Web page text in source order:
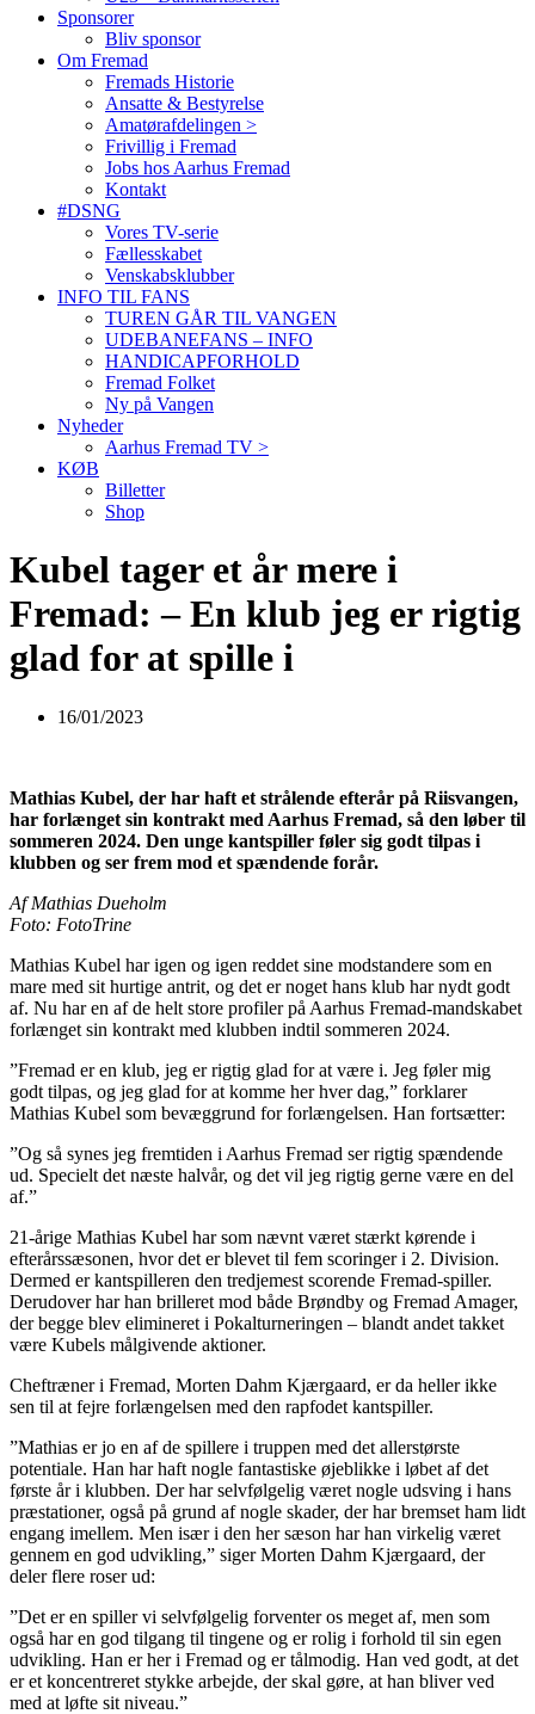
Sponsorer
Bliv sponsor
Om Fremad
Fremads Historie
Ansatte & Bestyrelse
Amatørafdelingen >
Frivillig i Fremad
Jobs hos Aarhus Fremad
Kontakt
#DSNG
Vores TV-serie
Fællesskabet
Venskabsklubber
INFO TIL FANS
TUREN GÅR TIL VANGEN
UDEBANEFANS – INFO
HANDICAPFORHOLD
Fremad Folket
Ny på Vangen
Nyheder
Aarhus Fremad TV >
KØB
Billetter
Shop
Kubel tager et år mere i
Fremad: – En klub jeg er rigtig
glad for at spille i
16/01/2023
Mathias Kubel, der har haft et strålende efterår på Riisvangen,
har forlænget sin kontrakt med Aarhus Fremad, så den løber til
sommeren 2024. Den unge kantspiller føler sig godt tilpas i
klubben og ser frem mod et spændende forår.
Af Mathias Dueholm
Foto: FotoTrine
Mathias Kubel har igen og igen reddet sine modstandere som en
mare med sit hurtige antrit, og det er noget hans klub har nydt godt
af. Nu har en af de helt store profiler på Aarhus Fremad-mandskabet
forlænget sin kontrakt med klubben indtil sommeren 2024.
”Fremad er en klub, jeg er rigtig glad for at være i. Jeg føler mig
godt tilpas, og jeg glad for at komme her hver dag,” forklarer
Mathias Kubel som bevæggrund for forlængelsen. Han fortsætter:
”Og så synes jeg fremtiden i Aarhus Fremad ser rigtig spændende
ud. Specielt det næste halvår, og det vil jeg rigtig gerne være en del
af.”
21-årige Mathias Kubel har som nævnt været stærkt kørende i
efterårssæsonen, hvor det er blevet til fem scoringer i 2. Division.
Dermed er kantspilleren den tredjemest scorende Fremad-spiller.
Derudover har han brilleret mod både Brøndby og Fremad Amager,
der begge blev elimineret i Pokalturneringen – blandt andet takket
være Kubels målgivende aktioner.
Cheftræner i Fremad, Morten Dahm Kjærgaard, er da heller ikke
sen til at fejre forlængelsen med den rapfodet kantspiller.
”Mathias er jo en af de spillere i truppen med det allerstørste
potentiale. Han har haft nogle fantastiske øjeblikke i løbet af det
første år i klubben. Der har selvfølgelig været nogle udsving i hans
præstationer, også på grund af nogle skader, der har bremset ham lidt
engang imellem. Men især i den her sæson har han virkelig været
gennem en god udvikling,” siger Morten Dahm Kjærgaard, der
deler flere roser ud:
”Det er en spiller vi selvfølgelig forventer os meget af, men som
også har en god tilgang til tingene og er rolig i forhold til sin egen
udvikling. Han er her i Fremad og er tålmodig. Han ved godt, at det
er et koncentreret stykke arbejde, der skal gøre, at han bliver ved
med at løfte sit niveau.”